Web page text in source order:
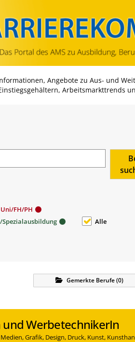
Zum
Zum
Zur
Zur
Angebote zu Aus- und
Arbeitsmarkttrends
Uni/FH/PH
Spezialausbildung Alle
Gemerkte Berufe(0)
WerbetechnikerIn
Grafik, Design, Druck, Kunst,